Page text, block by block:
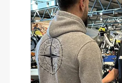
ACID Front Light PRO-E 60
Akku